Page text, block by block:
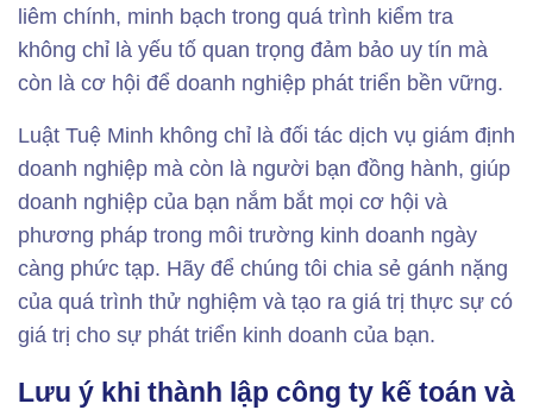
liêm chính, minh bạch trong quá trình kiểm tra
không chỉ là yếu tố quan trọng đảm bảo uy tín mà
còn là cơ hội để doanh nghiệp phát triển bền vững.
Luật Tuệ Minh không chỉ là đối tác dịch vụ giám định
doanh nghiệp mà còn là người bạn đồng hành, giúp
doanh nghiệp của bạn nắm bắt mọi cơ hội và
phương pháp trong môi trường kinh doanh ngày
càng phức tạp. Hãy để chúng tôi chia sẻ gánh nặng
của quá trình thử nghiệm và tạo ra giá trị thực sự có
giá trị cho sự phát triển kinh doanh của bạn.
Lưu ý khi thành lập công ty kế toán và